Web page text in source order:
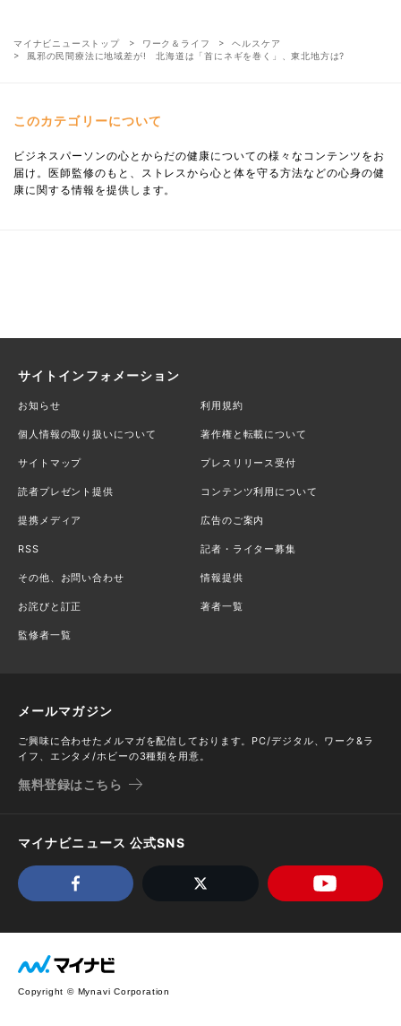
マイナビニューストップ ワーク＆ライフ
ヘルスケア
風邪の民間療法に地域差が! 北海道は「首にネギを巻く」、東北地方は?
このカテゴリーについて
ビジネスパーソンの心とからだの健康についての様々なコンテンツをお
届け。医師監修のもと、ストレスから心と体を守る方法などの心身の健
康に関する情報を提供します。
サイトインフォメーション
お知らせ 利用規約
個人情報の取り扱いについて 著作権と転載について
サイトマップ プレスリリース受付
読者プレゼント提供 コンテンツ利用について
提携メディア 広告のご案内
RSS 記者・ライター募集
その他、お問い合わせ 情報提供
お詫びと訂正 著者一覧
監修者一覧
メールマガジン
ご興味に合わせたメルマガを配信しております。PC/デジタル、ワーク&ラ
イフ、エンタメ/ホビーの3種類を用意。
無料登録はこちら
マイナビニュース 公式SNS
Copyright © Mynavi Corporation